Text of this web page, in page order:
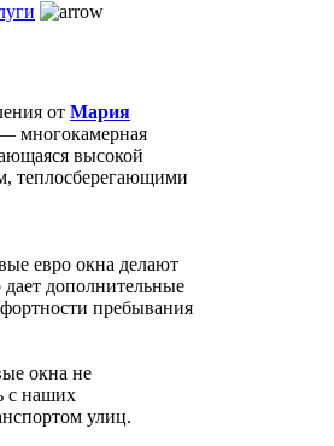
от Мария
многокамерная
высокой
теплосберегающими
евро окна делают
дополнительные
пребывания
окна не
с наших
улиц.